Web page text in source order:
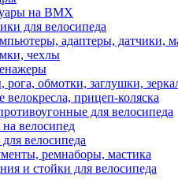
на BMX
для велосипеда
адаптеры, датчики,
чехлы
рога, обмотки, заглушки,
велокресла, прицеп-коляска
для велосипеда
велосипед
велосипеда
ремнаборы, мастика
и стойки для велосипеда